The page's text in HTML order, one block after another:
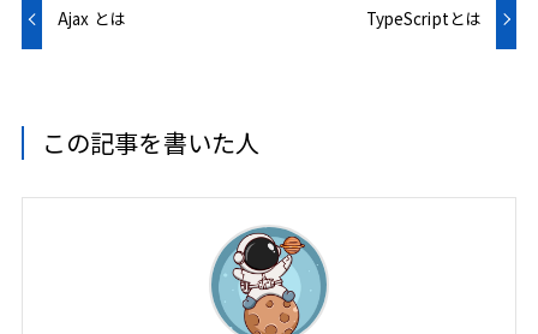
Ajax とは TypeScriptとは
この記事を書いた人